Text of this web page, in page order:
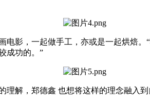
影，一起做手工，亦或是一起烘焙
成功的。”
解，郑德鑫 也想将这样的理念融入到